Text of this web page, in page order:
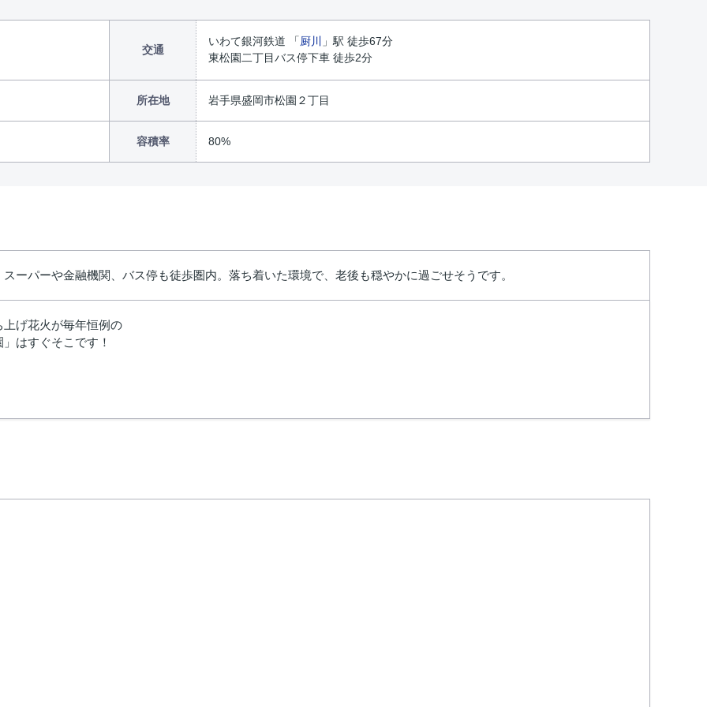
交通
いわて銀河鉄道 「 厨川
」駅 徒歩67分
東松園二丁目バス停下車 徒歩2分
所在地 岩手県盛岡市松園２丁目
容積率 80%
パーや金融機関、バス停も徒歩圏内。落ち着いた環境で、老後も穏やかに過ごせそうです。
げ花火が毎年恒例の
はすぐそこです！